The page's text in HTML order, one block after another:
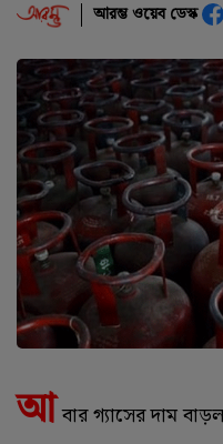
আরম্ভ ওয়েব ডেস্ক
আ বার গ্যাসের দাম